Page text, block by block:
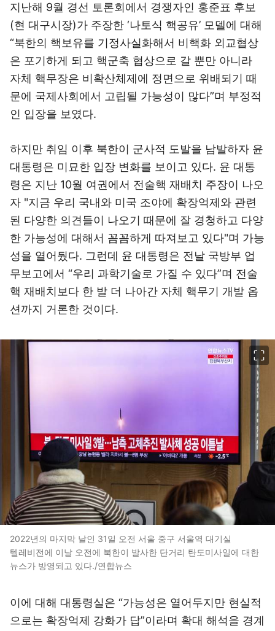
지난해 9월 경선 토론회에서 경쟁자인 홍준표 후보
(현 대구시장)가 주장한 ‘나토식 핵공유’ 모델에 대해
“북한의 핵보유를 기정사실화해서 비핵화 외교협상
은 포기하게 되고 핵군축 협상으로 갈 뿐만 아니라
자체 핵무장은 비확산체제에 정면으로 위배되기 때
문에 국제사회에서 고립될 가능성이 많다”며 부정적
인 입장을 보였다.
하지만 취임 이후 북한이 군사적 도발을 남발하자 윤
대통령은 미묘한 입장 변화를 보이고 있다. 윤 대통
령은 지난 10월 여권에서 전술핵 재배치 주장이 나오
자 "지금 우리 국내와 미국 조야에 확장억제와 관련
된 다양한 의견들이 나오기 때문에 잘 경청하고 다양
한 가능성에 대해서 꼼꼼하게 따져보고 있다"며 가능
성을 열어뒀다. 그런데 윤 대통령은 전날 국방부 업
무보고에서 “우리 과학기술로 가질 수 있다”며 전술
핵 재배치보다 한 발 더 나아간 자체 핵무기 개발 옵
션까지 거론한 것이다.
2022년의 마지막 날인 31일 오전 서울 중구 서울역 대기실
텔레비전에 이날 오전에 북한이 발사한 단거리 탄도미사일에 대한
뉴스가 방영되고 있다./연합뉴스
이에 대해 대통령실은 “가능성은 열어두지만 현실적
으로는 확장억제 강화가 답”이라며 확대 해석을 경계